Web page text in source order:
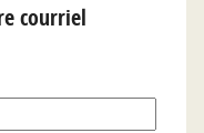
courriel